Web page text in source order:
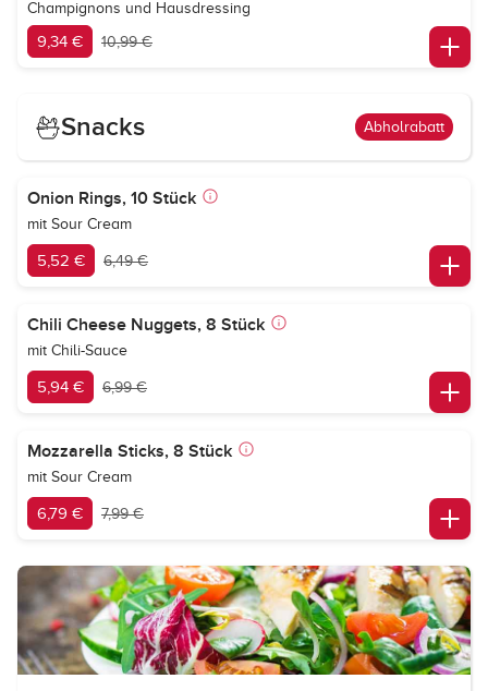
Champignons und Hausdressing
9,34 € 10,99 €
Snacks Abholrabatt
Onion Rings, 10 Stück
mit Sour Cream
5,52 € 6,49 €
Chili Cheese Nuggets, 8 Stück
mit Chili-Sauce
5,94 € 6,99 €
Mozzarella Sticks, 8 Stück
mit Sour Cream
6,79 € 7,99 €